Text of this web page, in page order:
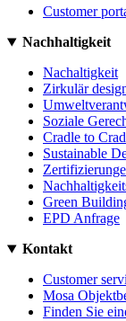
Customer
Nachhaltigkeit
Nachaltigkeit
Zirkulär
Soziale
Cradle to
Sustainable
Green
EPD Anfrage
Kontakt
Customer
Mosa
Finden Sie